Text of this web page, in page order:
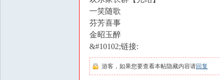
一笑随歌
芬芳喜事
金昭玉醉
&#10102;链接:
游客，如果您要查看本帖隐藏内容请回复